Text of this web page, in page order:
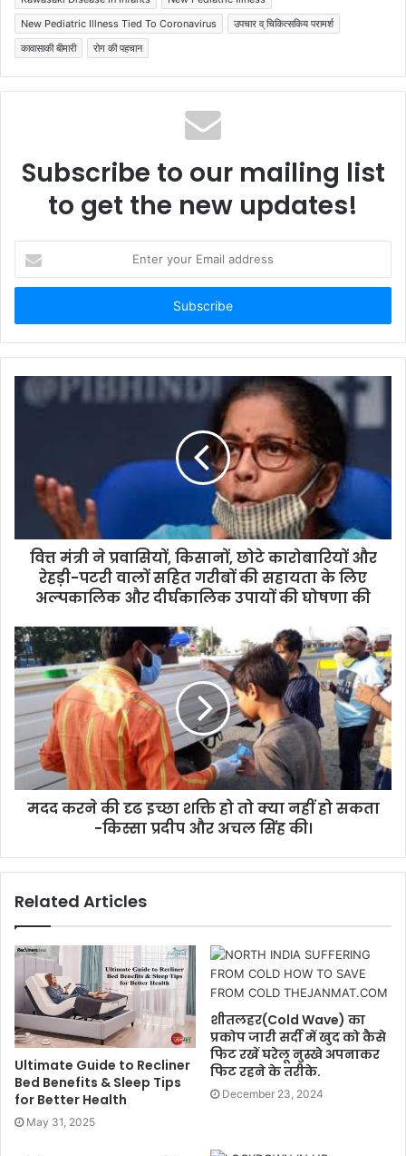
New Pediatric Illness Tied To Coronavirus
उपचार व् चिकित्सकिय परामर्श
कावासाकी बीमारी
रोग की पहचान
Subscribe to our mailing list
to get the new updates!
your
Email
वित्त मंत्री ने प्रवासियों, किसानों, छोटे कारोबारियों और
रेहड़ी-पटरी वालों सहित गरीबों की सहायता के लिए
अल्‍पकालि‍क और दीर्घकालिक उपायों की घोषणा की
मदद करने की दृढ इच्छा शक्ति हो तो क्या नहीं हो सकता
-किस्सा प्रदीप और अचल सिंह की।
Related Articles
Ultimate Guide to Recliner
Bed Benefits & Sleep Tips
for Better Health
May 31, 2025
शीतलहर(Cold Wave) का
प्रकोप जारी सर्दी में खुद को कैसे
फिट रखें घरेलू नुस्खे अपनाकर
फिट रहने के तरीके.
December 23, 2024